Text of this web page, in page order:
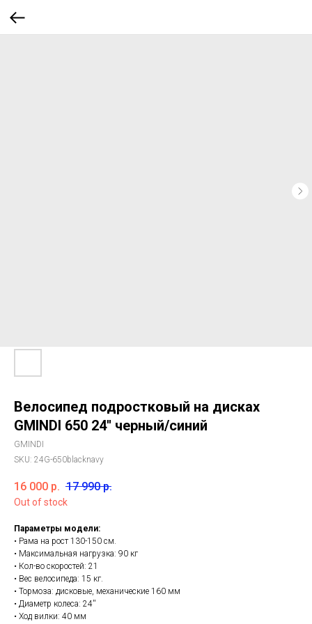
Велосипед подростковый на дисках
GMINDI 650 24'' черный/синий
GMINDI
SKU: 24G-650blacknavy
16 000 р. 17 990 р.
Out of stock
Параметры модели:
• Рама на рост 130-150 см.
• Максимальная нагрузка: 90 кг
• Кол-во скоростей: 21
• Вес велосипеда: 15 кг.
• Тормоза: дисковые, механические 160 мм
• Диаметр колеса: 24''
• Ход вилки: 40 мм